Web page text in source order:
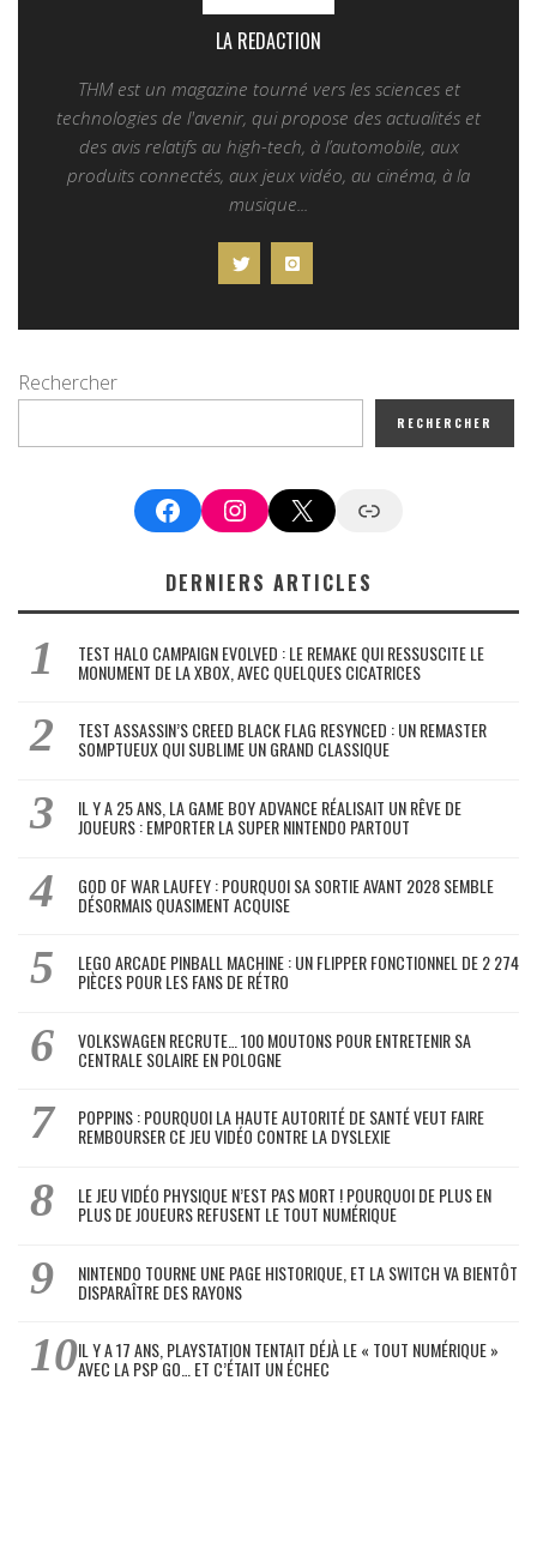
LA REDACTION
THM est un magazine tourné vers les sciences et
technologies de l'avenir, qui propose des actualités et
des avis relatifs au high-tech, à l’automobile, aux
produits connectés, aux jeux vidéo, au cinéma, à la
musique...
Rechercher
RECHERCHER
FacebookInstagram
X Google News
DERNIERS ARTICLES
TEST HALO CAMPAIGN EVOLVED : LE REMAKE QUI RESSUSCITE LE
MONUMENT DE LA XBOX, AVEC QUELQUES CICATRICES
TEST ASSASSIN’S CREED BLACK FLAG RESYNCED : UN REMASTER
SOMPTUEUX QUI SUBLIME UN GRAND CLASSIQUE
IL Y A 25 ANS, LA GAME BOY ADVANCE RÉALISAIT UN RÊVE DE
JOUEURS : EMPORTER LA SUPER NINTENDO PARTOUT
GOD OF WAR LAUFEY : POURQUOI SA SORTIE AVANT 2028 SEMBLE
DÉSORMAIS QUASIMENT ACQUISE
LEGO ARCADE PINBALL MACHINE : UN FLIPPER FONCTIONNEL DE 2 274
PIÈCES POUR LES FANS DE RÉTRO
VOLKSWAGEN RECRUTE… 100 MOUTONS POUR ENTRETENIR SA
CENTRALE SOLAIRE EN POLOGNE
POPPINS : POURQUOI LA HAUTE AUTORITÉ DE SANTÉ VEUT FAIRE
REMBOURSER CE JEU VIDÉO CONTRE LA DYSLEXIE
LE JEU VIDÉO PHYSIQUE N’EST PAS MORT ! POURQUOI DE PLUS EN
PLUS DE JOUEURS REFUSENT LE TOUT NUMÉRIQUE
NINTENDO TOURNE UNE PAGE HISTORIQUE, ET LA SWITCH VA BIENTÔT
DISPARAÎTRE DES RAYONS
IL Y A 17 ANS, PLAYSTATION TENTAIT DÉJÀ LE « TOUT NUMÉRIQUE »
AVEC LA PSP GO… ET C’ÉTAIT UN ÉCHEC